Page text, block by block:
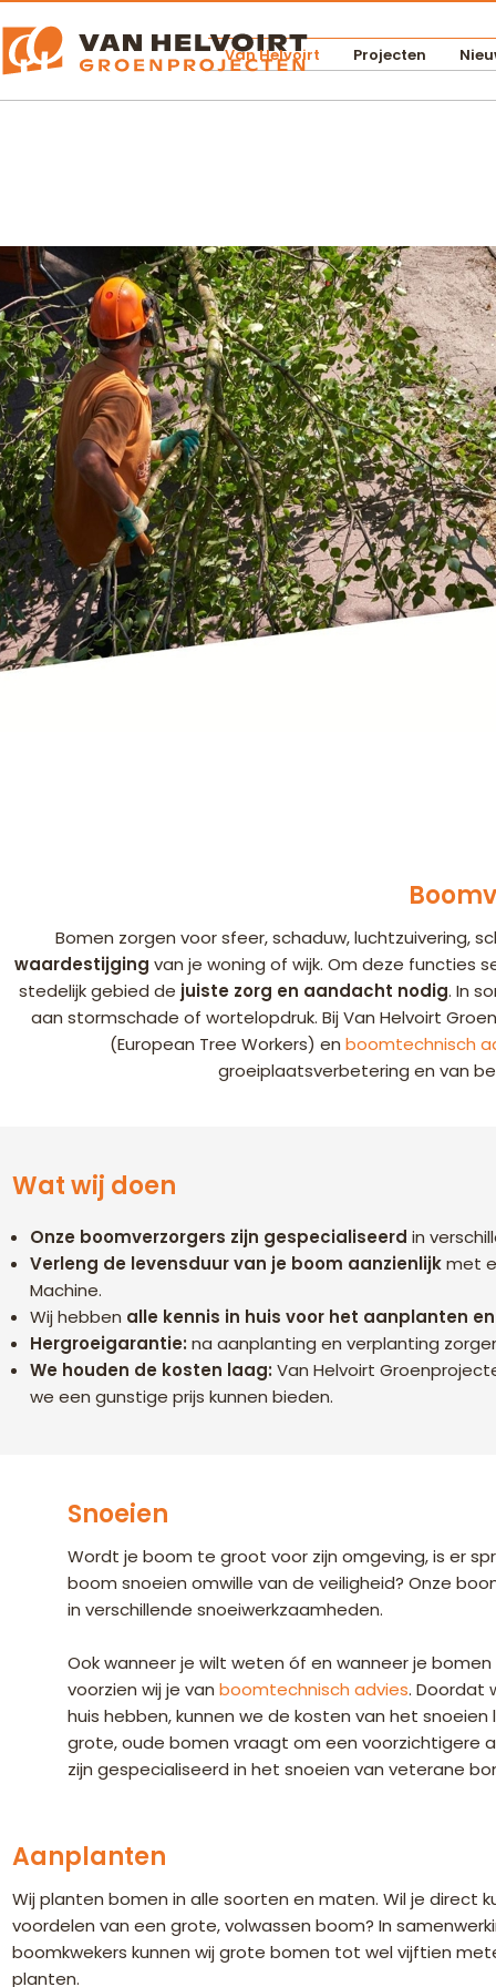
Van Helvoirt Projecten
Bomen zorgen voor sfeer, schaduw, luchtzuivering,
waardestijging van je woning of wijk. Om deze functies
stedelijk gebied de juiste zorg en aandacht nodig. In
aan stormschade of wortelopdruk. Bij Van Helvoirt
(European Tree Workers) en boomtechnisch
groeiplaatsverbetering en van
Wat wij doen
Onze boomverzorgers zijn gespecialiseerd in
Verleng de levensduur van je boom aanzienlijkmet
Machine.
Wij hebben alle kennis in huis voor het aanplanten
Hergroeigarantie: na aanplanting en verplanting
We houden de kosten laag: Van Helvoirt
we een gunstige prijs kunnen bieden.
Snoeien
Wordt je boom te groot voor zijn omgeving, is er
boom snoeien omwille van de veiligheid? Onze
in verschillende snoeiwerkzaamheden.
Ook wanneer je wilt weten óf en wanneer je
voorzien wij je van boomtechnisch advies. Doordat
huis hebben, kunnen we de kosten van het
grote, oude bomen vraagt om een voorzichtigere
zijn gespecialiseerd in het snoeien van veterane
Aanplanten
Wij planten bomen in alle soorten en maten. Wil je direct
voordelen van een grote, volwassen boom? In
boomkwekers kunnen wij grote bomen tot wel vijftien
planten.